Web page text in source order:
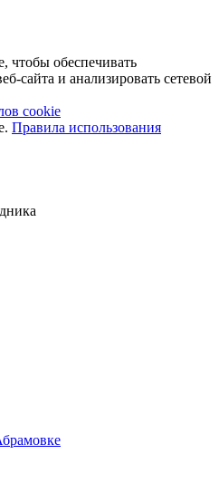
чтобы обеспечивать
сайта и анализировать сетевой
cookie
Правила использования